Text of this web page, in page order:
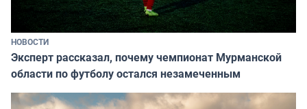
НОВОСТИ
Эксперт рассказал, почему чемпионат Мурманской
области по футболу остался незамеченным